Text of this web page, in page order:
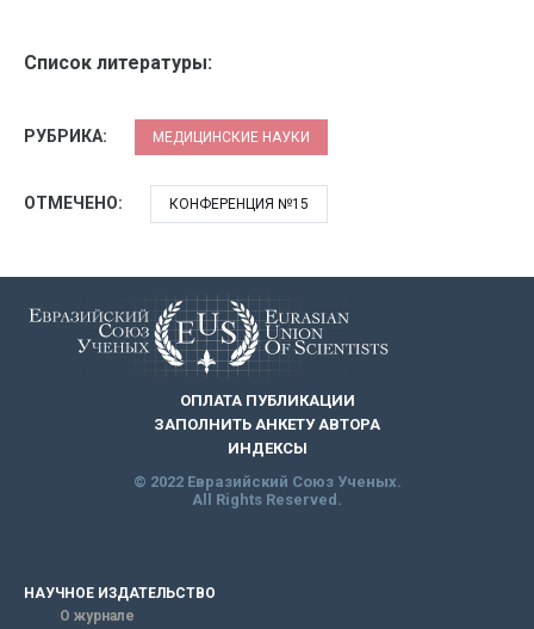
Список литературы:
РУБРИКА: МЕДИЦИНСКИЕ НАУКИ
ОТМЕЧЕНО: КОНФЕРЕНЦИЯ №15
ОПЛАТА ПУБЛИКАЦИИ
ЗАПОЛНИТЬ АНКЕТУ АВТОРА
ИНДЕКСЫ
© 2022 Евразийский Союз Ученых.
All Rights Reserved.
НАУЧНОЕ ИЗДАТЕЛЬСТВО
О журнале